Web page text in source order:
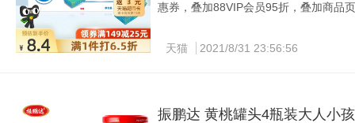
惠券，叠加88VIP会员95折，叠加商品
趣快入手吧~
天猫 2021/8/31 23:56:56
振鹏达 黄桃罐头4瓶装大人小